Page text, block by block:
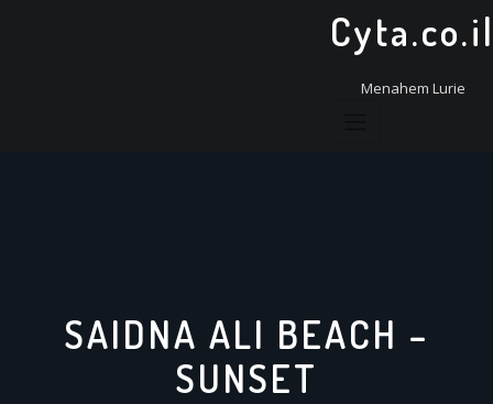
Menahem Lurie
SAIDNA ALI BEACH –
SUNSET